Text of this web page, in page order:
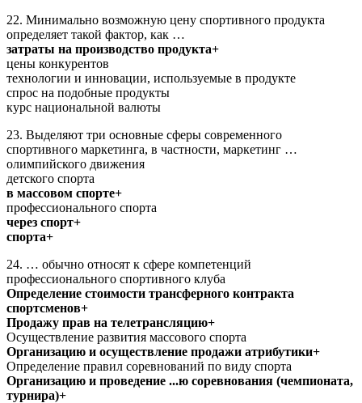
22. Минимально возможную цену спортивного продукта
определяет такой фактор, как …
затраты на производство продукта+
цены конкурентов
технологии и инновации, используемые в продукте
спрос на подобные продукты
курс национальной валюты
23. Выделяют три основные сферы современного
спортивного маркетинга, в частности, маркетинг …
олимпийского движения
детского спорта
в массовом спорте+
профессионального спорта
через спорт+
спорта+
24. … обычно относят к сфере компетенций
профессионального спортивного клуба
Определение стоимости трансферного контракта
спортсменов+
Продажу прав на телетрансляцию+
Осуществление развития массового спорта
Организацию и осуществление продажи атрибутики+
Определение правил соревнований по виду спорта
Организацию и проведение ...ю соревнования (чемпионата,
турнира)+